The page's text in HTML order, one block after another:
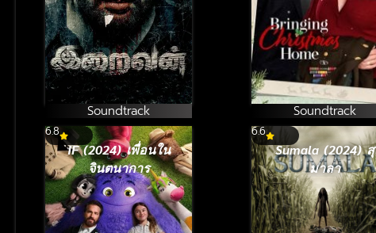
Soundtrack Soundtrack
6.8
IF (2024) เพื่อนใน
จินตนาการ
6.6
Sumala (2024) สุ
มาลา